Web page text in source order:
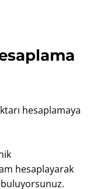
hesaplamaya
hesaplayarak